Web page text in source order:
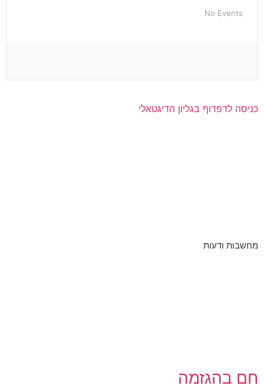
No Events
כניסה לדפדוף בגליון הדיגטאלי
מחשבות ודעות
חם בהגזמה